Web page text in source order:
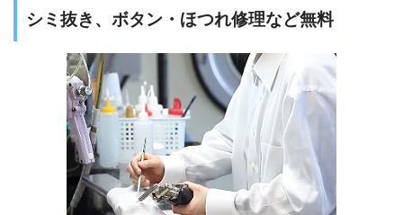
シミ抜き、ボタン・ほつれ修理など無料